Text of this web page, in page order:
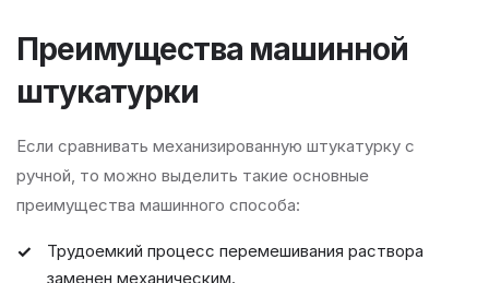
Преимущества машинной
штукатурки
Если сравнивать механизированную штукатурку с
ручной, то можно выделить такие основные
преимущества машинного способа:
Трудоемкий процесс перемешивания раствора
заменен механическим.